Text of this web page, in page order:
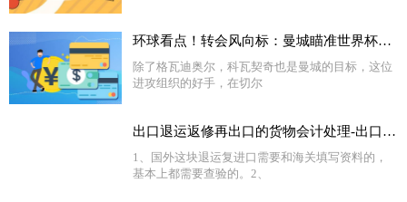
环球看点！转会风向标：曼城瞄准世界杯超新星 姆巴佩或成新标王
除了格瓦迪奥尔，科瓦契奇也是曼城的目标，这位
进攻组织的好手，在切尔
出口退运返修再出口的货物会计处理-出口国外货物退运返修怎么办 怎样办理退运-世界今头条
1、国外这块退运复进口需要和海关填写资料的，
基本上都需要查验的。2、